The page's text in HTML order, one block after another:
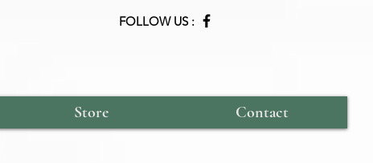
FOLLOW US :
Store Contact